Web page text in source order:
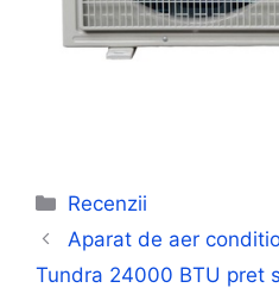
Categorii
Recenzii
Aparat de aer
Tundra 24000 BTU pret